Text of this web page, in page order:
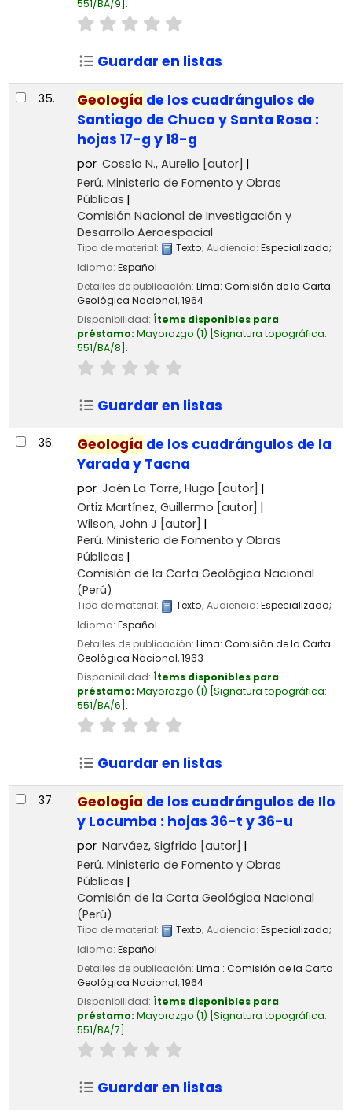
551/BA/9 .
Guardar en listas
35. Geología de los cuadrángulos de
Santiago de Chuco y Santa Rosa :
hojas 17-g y 18-g
por Cossío N., Aurelio [autor]
Perú. Ministerio de Fomento y Obras
Públicas
Comisión Nacional de Investigación y
Desarrollo Aeroespacial
Tipo de material: Texto; Audiencia: Especializado;
Idioma: Español
Detalles de publicación: Lima: Comisión de la Carta
Geológica Nacional,1964
Disponibilidad: Ítems disponibles para
préstamo: Mayorazgo (1) Signatura topográfica:
551/BA/8 .
Guardar en listas
36. Geología de los cuadrángulos de la
Yarada y Tacna
por Jaén La Torre, Hugo [autor]
Ortiz Martínez, Guillermo [autor]
Wilson, John J [autor]
Perú. Ministerio de Fomento y Obras
Públicas
Comisión de la Carta Geológica Nacional
(Perú)
Tipo de material: Texto; Audiencia: Especializado;
Idioma: Español
Detalles de publicación: Lima: Comisión de la Carta
Geológica Nacional,1963
Disponibilidad: Ítems disponibles para
préstamo: Mayorazgo (1) Signatura topográfica:
551/BA/6 .
Guardar en listas
37. Geología de los cuadrángulos de Ilo
y Locumba : hojas 36-t y 36-u
por Narváez, Sigfrido [autor]
Perú. Ministerio de Fomento y Obras
Públicas
Comisión de la Carta Geológica Nacional
(Perú)
Tipo de material: Texto; Audiencia: Especializado;
Idioma: Español
Detalles de publicación: Lima : Comisión de la Carta
Geológica Nacional,1964
Disponibilidad: Ítems disponibles para
préstamo: Mayorazgo (1) Signatura topográfica:
551/BA/7 .
Guardar en listas